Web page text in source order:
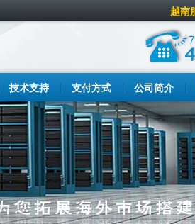
越南
技术支持 支付方式 公司简介